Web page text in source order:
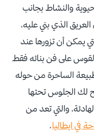
والنشاط بجانب
الذي بني عليه،
يمكن أن تزورها عند
على فن بنائه فقط
الساحرة من حوله
لك الجلوس تحتها
والتي تعد من
في ايطاليا.